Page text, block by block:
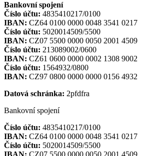
Bankovní spojení
Číslo účtu: 4835410217/0100
IBAN: CZ64 0100 0000 0048 3541 0217
Číslo účtu: 5020014509/5500
IBAN: CZ07 5500 0000 0050 2001 4509
Číslo účtu: 213089002/0600
IBAN: CZ61 0600 0000 0002 1308 9002
Číslo účtu: 1564932/0800
IBAN: CZ97 0800 0000 0000 0156 4932
Datová schránka: 2pfdfra
Bankovní spojení
Číslo účtu: 4835410217/0100
IBAN: CZ64 0100 0000 0048 3541 0217
Číslo účtu: 5020014509/5500
IBAN: CZ07 5500 0000 0050 2001 4509